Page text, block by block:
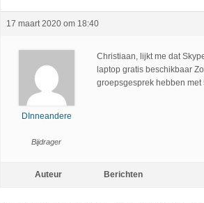
17 maart 2020 om 18:40
DInneandere
Bijdrager
Christiaan, lijkt me dat
laptop gratis beschikbaar
groepsgesprek hebben met
Auteur Berichten